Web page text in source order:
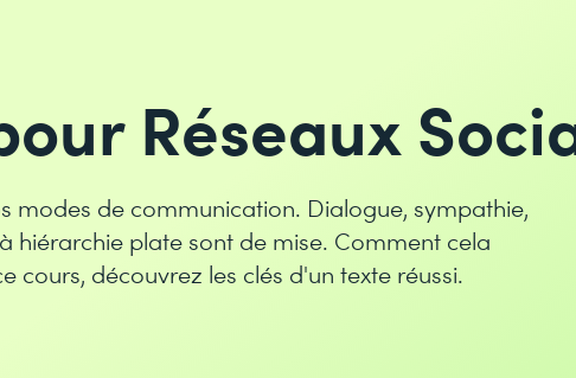
Réseaux
modes de communication. Dialogue, sympathie,
hiérarchie plate sont de mise. Comment cela
cours, découvrez les clés d'un texte réussi.